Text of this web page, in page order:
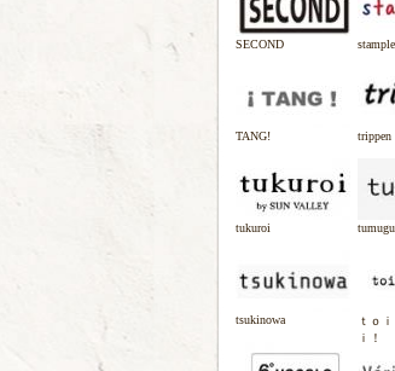
SECOND stample
TANG! trippen
tukuroi
tsukinowa
ｔｏ
ｉ！